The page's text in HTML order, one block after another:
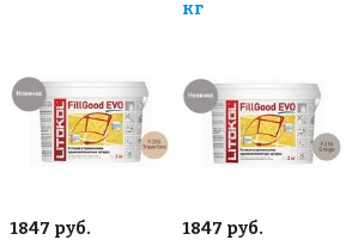
кг
1847 руб.
1847 руб.